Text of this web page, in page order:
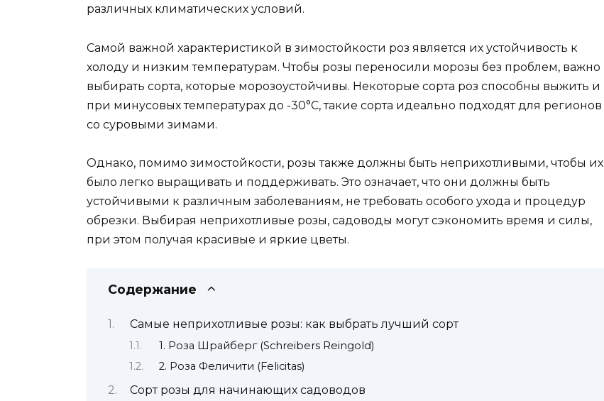
различных климатических условий.
Самой важной характеристикой в зимостойкости роз является их устойчивость к
холоду и низким температурам. Чтобы розы переносили морозы без проблем, важно
выбирать сорта, которые морозоустойчивы. Некоторые сорта роз способны выжить и
при минусовых температурах до -30°C, такие сорта идеально подходят для регионов
со суровыми зимами.
Однако, помимо зимостойкости, розы также должны быть неприхотливыми, чтобы их
было легко выращивать и поддерживать. Это означает, что они должны быть
устойчивыми к различным заболеваниям, не требовать особого ухода и процедур
обрезки. Выбирая неприхотливые розы, садоводы могут сэкономить время и силы,
при этом получая красивые и яркие цветы.
Содержание
Самые неприхотливые розы: как выбрать лучший сорт
1. Роза Шрайберг (Schreibers Reingold)
2. Роза Феличити (Felicitas)
Сорт розы для начинающих садоводов